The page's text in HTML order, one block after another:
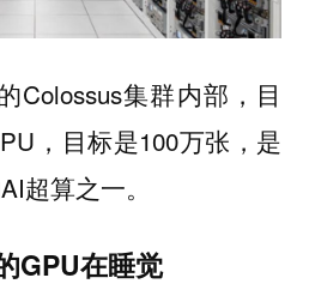
Colossus集群内部，目
，目标是100万张，是
超算之一。
GPU在睡觉